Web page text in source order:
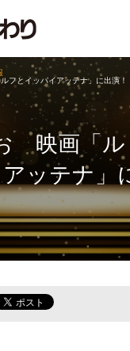
映画「ル
ッテナ」
フとイッパイアッテナ」に出演！